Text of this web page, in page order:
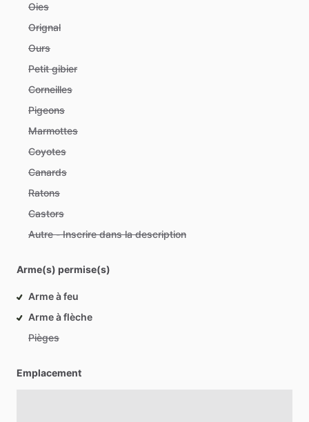
Oies
Orignal
Ours
Petit gibier
Corneilles
Pigeons
Marmottes
Coyotes
Canards
Ratons
Castors
Autre - Inscrire dans la description
Arme(s) permise(s)
Arme à feu
Arme à flèche
Pièges
Emplacement